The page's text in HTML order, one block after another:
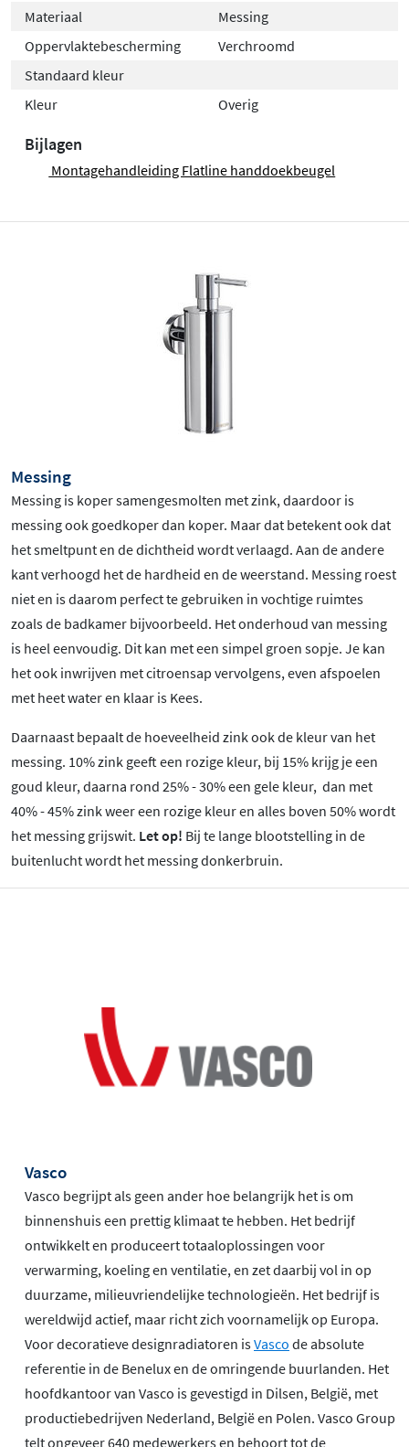
Materiaal
Messing
Oppervlaktebescherming
Verchroomd
Standaard kleur
Kleur
Overig
Bijlagen
Montagehandleiding Flatline handdoekbeugel
Messing
Messing is koper samengesmolten met zink, daardoor is
messing ook goedkoper dan koper. Maar dat betekent ook dat
het smeltpunt en de dichtheid wordt verlaagd. Aan de andere
kant verhoogd het de hardheid en de weerstand. Messing roest
niet en is daarom perfect te gebruiken in vochtige ruimtes
zoals de badkamer bijvoorbeeld. Het onderhoud van messing
is heel eenvoudig. Dit kan met een simpel groen sopje. Je kan
het ook inwrijven met citroensap vervolgens, even afspoelen
met heet water en klaar is Kees.
Daarnaast bepaalt de hoeveelheid zink ook de kleur van het
messing. 10% zink geeft een rozige kleur, bij 15% krijg je een
goud kleur, daarna rond 25% - 30% een gele kleur, dan met
40% - 45% zink weer een rozige kleur en alles boven 50% wordt
het messing grijswit. Let op! Bij te lange blootstelling in de
buitenlucht wordt het messing donkerbruin.
Vasco
Vasco begrijpt als geen ander hoe belangrijk het is om
binnenshuis een prettig klimaat te hebben. Het bedrijf
ontwikkelt en produceert totaaloplossingen voor
verwarming, koeling en ventilatie, en zet daarbij vol in op
duurzame, milieuvriendelijke technologieën. Het bedrijf is
wereldwijd actief, maar richt zich voornamelijk op Europa.
Voor decoratieve designradiatoren isVasco de absolute
referentie in de Benelux en de omringende buurlanden. Het
hoofdkantoor van Vasco is gevestigd in Dilsen, België, met
productiebedrijven Nederland, België en Polen. Vasco Group
telt ongeveer 640 medewerkers en behoort tot de